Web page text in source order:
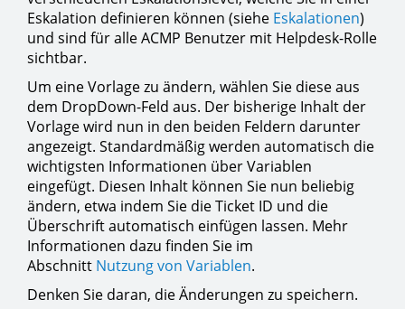
Eskalation definieren können (siehe Eskalationen)
und sind für alle ACMP Benutzer mit Helpdesk-Rolle
sichtbar.
Um eine Vorlage zu ändern, wählen Sie diese aus
dem DropDown-Feld aus. Der bisherige Inhalt der
Vorlage wird nun in den beiden Feldern darunter
angezeigt. Standardmäßig werden automatisch die
wichtigsten Informationen über Variablen
eingefügt. Diesen Inhalt können Sie nun beliebig
ändern, etwa indem Sie die Ticket ID und die
Überschrift automatisch einfügen lassen. Mehr
Informationen dazu finden Sie im
Abschnitt Nutzung von Variablen.
Denken Sie daran, die Änderungen zu speichern.